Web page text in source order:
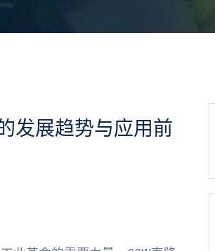
发展趋势与应用前